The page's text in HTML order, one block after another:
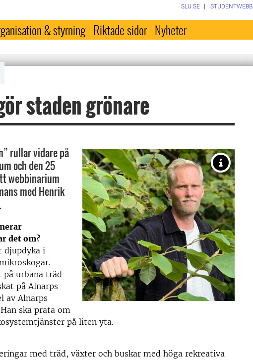
SLU.SE STUDENTWEBB
& styrning Riktade sidor Nyheter
staden grönare
rullar vidare på
och den 25
webbinarium
med Henrik
det om?
i
på urbana träd
på Alnarps
av Alnarps
ska prata om
på liten yta.
med träd, växter och buskar med höga rekreativa